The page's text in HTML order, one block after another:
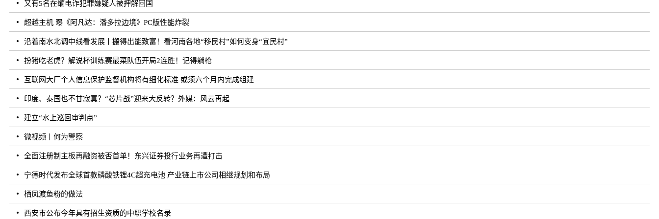
又有5名在缅电诈犯罪嫌疑人被押解回国
超越主机 曝《阿凡达：潘多拉边境》PC版性能炸裂
沿着南水北调中线看发展丨搬得出能致富！看河南各地“移民村”如何变身“宜民村”
扮猪吃老虎？解说杯训练赛最菜队伍开局2连胜！记得躺枪
互联网大厂个人信息保护监督机构将有细化标准 或须六个月内完成组建
印度、泰国也不甘寂寞？“芯片战”迎来大反转？外媒：风云再起
建立“水上巡回审判点”
微视频丨何为警察
全面注册制主板再融资被否首单！东兴证券投行业务再遭打击
宁德时代发布全球首款磷酸铁锂4C超充电池 产业链上市公司相继规划和布局
栖凤渡鱼粉的做法
西安市公布今年具有招生资质的中职学校名录